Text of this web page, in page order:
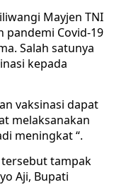
Mayjen TNI
pandemi Covid-19
Salah satunya
kepada
vaksinasi dapat
melaksanakan
meningkat “.
tersebut tampak
Aji, Bupati